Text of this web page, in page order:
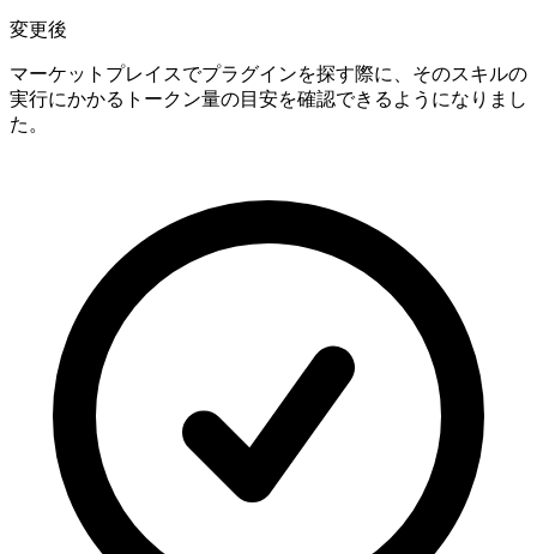
変更後
マーケットプレイスでプラグインを探す際に、そのスキルの
実行にかかるトークン量の目安を確認できるようになりまし
た。